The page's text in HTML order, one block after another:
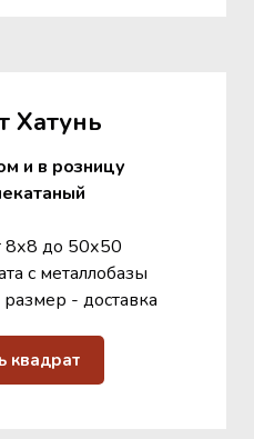
Хатунь
и в розницу
8х8 до 50х50
с металлобазы
- доставка
квадрат